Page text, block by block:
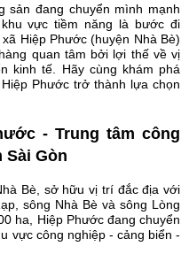
sản đang chuyển mình mạnh
vực tiềm năng là bước đi
Hiệp Phước (huyện Nhà Bè)
quan tâm bởi lợi thế về vị
kinh tế. Hãy cùng khám phá
Phước trở thành lựa chọn
- Trung tâm công
Sài Gòn
Bè, sở hữu vị trí đắc địa với
sông Nhà Bè và sông Lòng
ha, Hiệp Phước đang chuyển
vực công nghiệp - cảng biển -